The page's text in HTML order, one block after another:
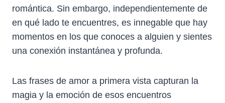
romántica. Sin embargo, independientemente de
en qué lado te encuentres, es innegable que hay
momentos en los que conoces a alguien y sientes
una conexión instantánea y profunda.
Las frases de amor a primera vista capturan la
magia y la emoción de esos encuentros